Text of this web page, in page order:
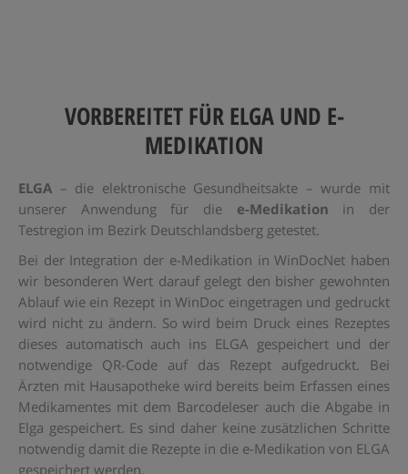
VORBEREITET FÜR ELGA UND E-
MEDIKATION
ELGA – die elektronische Gesundheitsakte – wurde mit
unserer Anwendung für die e-Medikation in der
Testregion im Bezirk Deutschlandsberg getestet.
Bei der Integration der e-Medikation in WinDocNet haben
wir besonderen Wert darauf gelegt den bisher gewohnten
Ablauf wie ein Rezept in WinDoc eingetragen und gedruckt
wird nicht zu ändern. So wird beim Druck eines Rezeptes
dieses automatisch auch ins ELGA gespeichert und der
notwendige QR-Code auf das Rezept aufgedruckt. Bei
Ärzten mit Hausapotheke wird bereits beim Erfassen eines
Medikamentes mit dem Barcodeleser auch die Abgabe in
Elga gespeichert. Es sind daher keine zusätzlichen Schritte
notwendig damit die Rezepte in die e-Medikation von ELGA
gespeichert werden.